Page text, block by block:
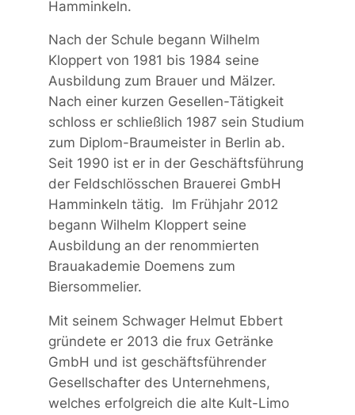
Hamminkeln.
Nach der Schule begann Wilhelm
Kloppert von 1981 bis 1984 seine
Ausbildung zum Brauer und Mälzer.
Nach einer kurzen Gesellen-Tätigkeit
schloss er schließlich 1987 sein Studium
zum Diplom-Braumeister in Berlin ab.
Seit 1990 ist er in der Geschäftsführung
der Feldschlösschen Brauerei GmbH
Hamminkeln tätig. Im Frühjahr 2012
begann Wilhelm Kloppert seine
Ausbildung an der renommierten
Brauakademie Doemens zum
Biersommelier.
Mit seinem Schwager Helmut Ebbert
gründete er 2013 die frux Getränke
GmbH und ist geschäftsführender
Gesellschafter des Unternehmens,
welches erfolgreich die alte Kult-Limo